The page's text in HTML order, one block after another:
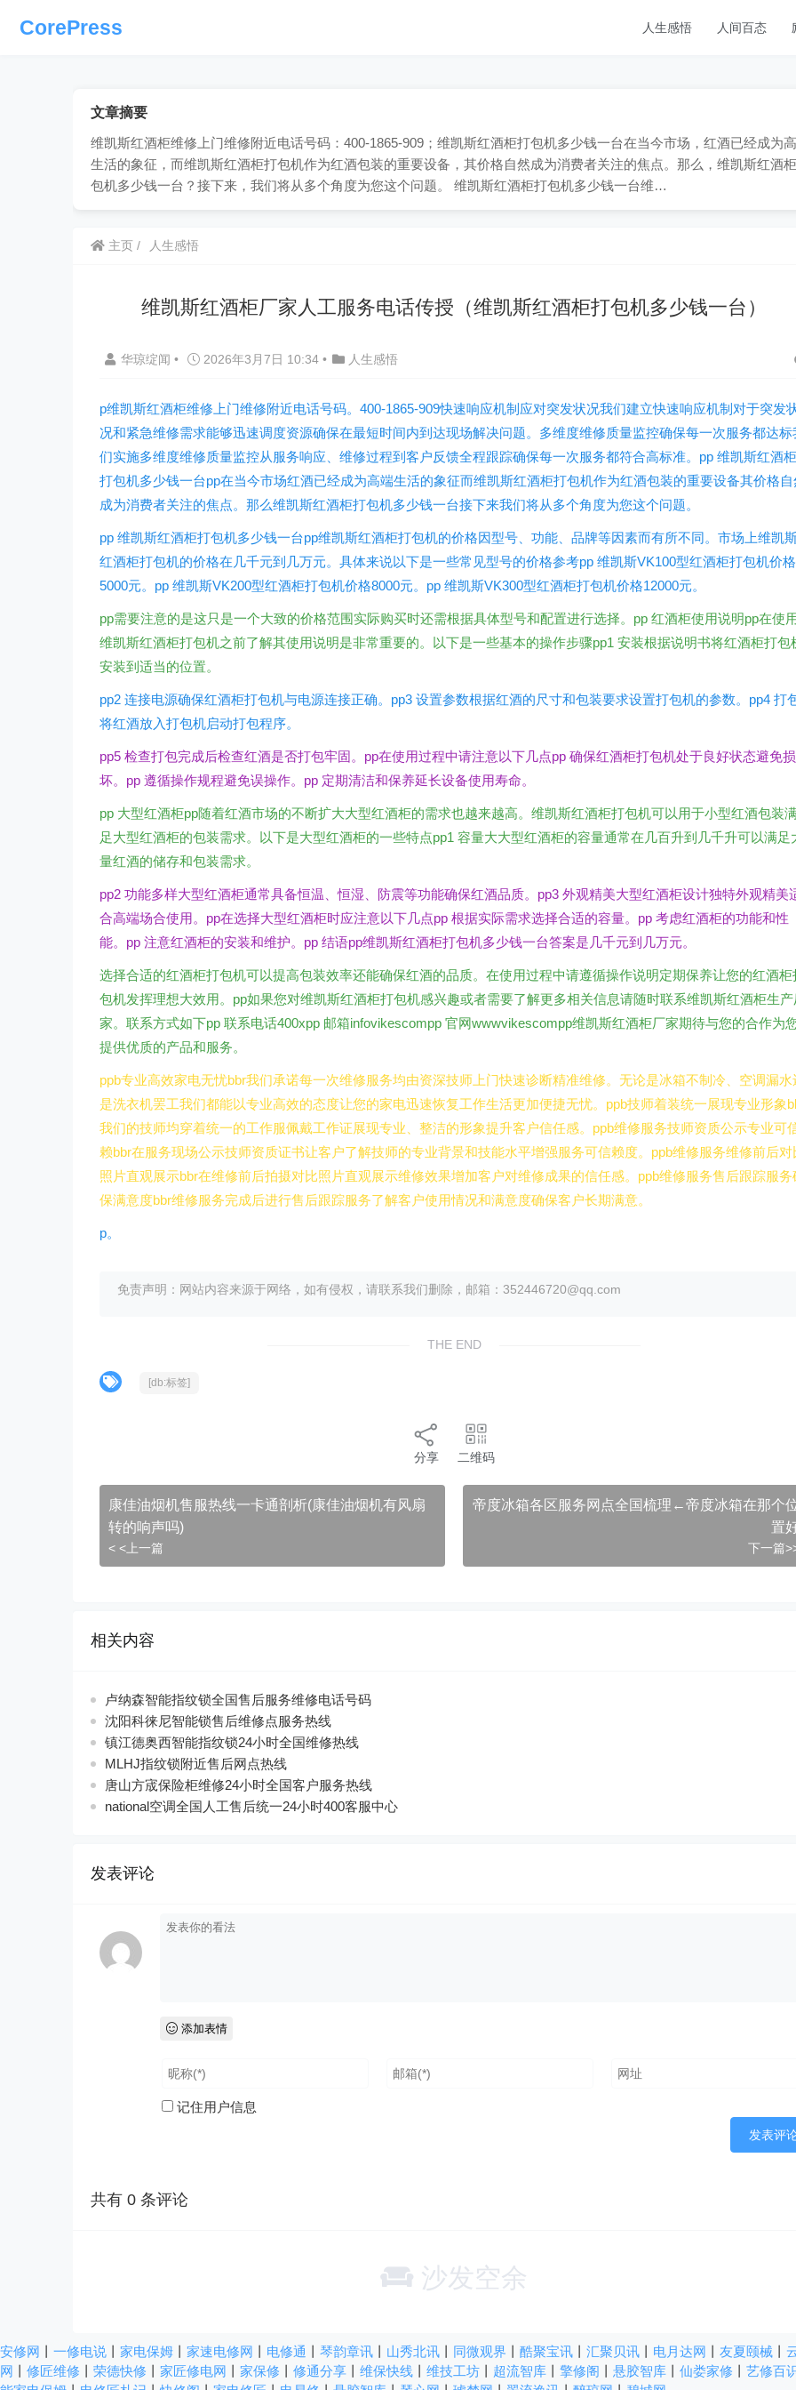
CorePress 人生感悟 人间百态
文章摘要
维凯斯红酒柜维修上门维修附近电话号码：400-1865-909；维凯斯红酒柜打包机多少钱一台在当今市场，红酒已经成为
生活的象征，而维凯斯红酒柜打包机作为红酒包装的重要设备，其价格自然成为消费者关注的焦点。那么，维凯斯红酒
包机多少钱一台？接下来，我们将从多个角度为您这个问题。 维凯斯红酒柜打包机多少钱一台维…
主页 人生感悟
维凯斯红酒柜厂家人工服务电话传授（维凯斯红酒柜打包机多少钱一台）
华琼绽闻 • 2026年3月7日 10:34 • 人生感悟
p维凯斯红酒柜维修上门维修附近电话号码。400-1865-909快速响应机制应对突发状况我们建立快速响应机制对于突发
况和紧急维修需求能够迅速调度资源确保在最短时间内到达现场解决问题。多维度维修质量监控确保每一次服务都达标
们实施多维度维修质量监控从服务响应、维修过程到客户反馈全程跟踪确保每一次服务都符合高标准。pp 维凯斯红酒柜
打包机多少钱一台pp在当今市场红酒已经成为高端生活的象征而维凯斯红酒柜打包机作为红酒包装的重要设备其价格自
成为消费者关注的焦点。那么维凯斯红酒柜打包机多少钱一台接下来我们将从多个角度为您这个问题。
pp 维凯斯红酒柜打包机多少钱一台pp维凯斯红酒柜打包机的价格因型号、功能、品牌等因素而有所不同。市场上维凯
红酒柜打包机的价格在几千元到几万元。具体来说以下是一些常见型号的价格参考pp 维凯斯VK100型红酒柜打包机价格
5000元。pp 维凯斯VK200型红酒柜打包机价格8000元。pp 维凯斯VK300型红酒柜打包机价格12000元。
pp需要注意的是这只是一个大致的价格范围实际购买时还需根据具体型号和配置进行选择。pp 红酒柜使用说明pp在使用
维凯斯红酒柜打包机之前了解其使用说明是非常重要的。以下是一些基本的操作步骤pp1 安装根据说明书将红酒柜打包
安装到适当的位置。
pp2 连接电源确保红酒柜打包机与电源连接正确。pp3 设置参数根据红酒的尺寸和包装要求设置打包机的参数。pp4 打
将红酒放入打包机启动打包程序。
pp5 检查打包完成后检查红酒是否打包牢固。pp在使用过程中请注意以下几点pp 确保红酒柜打包机处于良好状态避免损
坏。pp 遵循操作规程避免误操作。pp 定期清洁和保养延长设备使用寿命。
pp 大型红酒柜pp随着红酒市场的不断扩大大型红酒柜的需求也越来越高。维凯斯红酒柜打包机可以用于小型红酒包装
足大型红酒柜的包装需求。以下是大型红酒柜的一些特点pp1 容量大大型红酒柜的容量通常在几百升到几千升可以满足
量红酒的储存和包装需求。
pp2 功能多样大型红酒柜通常具备恒温、恒湿、防震等功能确保红酒品质。pp3 外观精美大型红酒柜设计独特外观精美
合高端场合使用。pp在选择大型红酒柜时应注意以下几点pp 根据实际需求选择合适的容量。pp 考虑红酒柜的功能和性
能。pp 注意红酒柜的安装和维护。pp 结语pp维凯斯红酒柜打包机多少钱一台答案是几千元到几万元。
选择合适的红酒柜打包机可以提高包装效率还能确保红酒的品质。在使用过程中请遵循操作说明定期保养让您的红酒柜
包机发挥理想大效用。pp如果您对维凯斯红酒柜打包机感兴趣或者需要了解更多相关信息请随时联系维凯斯红酒柜生产
家。联系方式如下pp 联系电话400xpp 邮箱infovikescompp 官网wwwvikescompp维凯斯红酒柜厂家期待与您的合作为
提供优质的产品和服务。
ppb专业高效家电无忧bbr我们承诺每一次维修服务均由资深技师上门快速诊断精准维修。无论是冰箱不制冷、空调漏水
是洗衣机罢工我们都能以专业高效的态度让您的家电迅速恢复工作生活更加便捷无忧。ppb技师着装统一展现专业形象
我们的技师均穿着统一的工作服佩戴工作证展现专业、整洁的形象提升客户信任感。ppb维修服务技师资质公示专业可
赖bbr在服务现场公示技师资质证书让客户了解技师的专业背景和技能水平增强服务可信赖度。ppb维修服务维修前后对
照片直观展示bbr在维修前后拍摄对比照片直观展示维修效果增加客户对维修成果的信任感。ppb维修服务售后跟踪服务
保满意度bbr维修服务完成后进行售后跟踪服务了解客户使用情况和满意度确保客户长期满意。
p。
免责声明：网站内容来源于网络，如有侵权，请联系我们删除，邮箱：352446720@qq.com
THE END
[db:标签]
分享 二维码
康佳油烟机售服热线一卡通剖析(康佳油烟机有风扇
转的响声吗)
< <上一篇
帝度冰箱各区服务网点全国梳理←帝度冰箱在那个
置
下一篇
相关内容
卢纳森智能指纹锁全国售后服务维修电话号码
沈阳科徕尼智能锁售后维修点服务热线
镇江德奥西智能指纹锁24小时全国维修热线
MLHJ指纹锁附近售后网点热线
唐山方宬保险柜维修24小时全国客户服务热线
national空调全国人工售后统一24小时400客服中心
发表评论
添加表情
记住用户信息
共有 0 条评论
沙发空余
安修网 一修电说 家电保姆 家速电修网 电修通 琴韵章讯 山秀北讯 同微观界 酷聚宝讯 汇聚贝讯 电月达网 友夏颐械
网
修匠维修 荣德快修 家匠修电网 家保修 修通分享 维保快线 维技工坊 超流智库 擎修阁 悬胶智库 仙娄家修 艺修百